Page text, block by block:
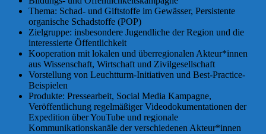
Thema: Schad- und Giftstoffe im Gewässer, Persistente
organische Schadstoffe (POP)
Zielgruppe: insbesondere Jugendliche der Region und die
interessierte Öffentlichkeit
Kooperation mit lokalen und überregionalen Akteur*innen
aus Wissenschaft, Wirtschaft und Zivilgesellschaft
Vorstellung von Leuchtturm-Initiativen und Best-Practice-
Beispielen
Produkte: Pressearbeit, Social Media Kampagne,
Veröffentlichung regelmäßiger Videodokumentationen der
Expedition über YouTube und regionale
Kommunikationskanäle der verschiedenen Akteur*innen